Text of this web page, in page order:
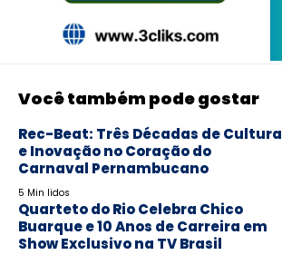
Você também pode gostar
Rec-Beat: Três Décadas de Cultura
e Inovação no Coração do
Carnaval Pernambucano
5 Min lidos
Quarteto do Rio Celebra Chico
Buarque e 10 Anos de Carreira em
Show Exclusivo na TV Brasil